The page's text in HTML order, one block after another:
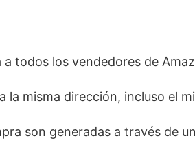
todos los vendedores de
la misma dirección, incluso el
son generadas a través de